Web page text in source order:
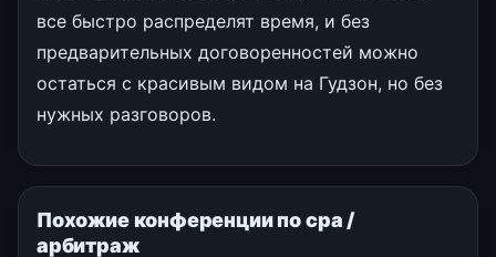
все быстро распределят время, и без
предварительных договоренностей можно
остаться с красивым видом на Гудзон, но без
нужных разговоров.
Похожие конференции по cpa /
арбитраж